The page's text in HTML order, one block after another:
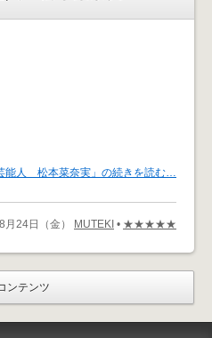
能人 松本菜奈実」の続きを読む…
24日（金） MUTEKI • ★★★★★
ンテンツ